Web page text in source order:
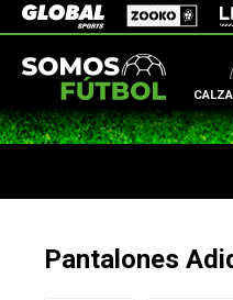
Global Sports Zooko
Pantalones